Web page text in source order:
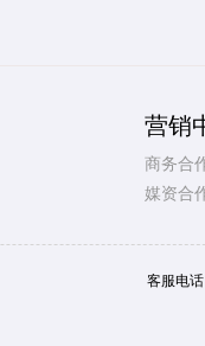
营销
商务合
媒资合
客服电